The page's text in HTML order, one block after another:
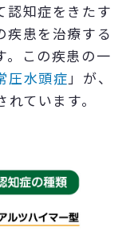
認知症をきたす
疾患を治療する
。この疾患の一
圧水頭症」が、
ています。